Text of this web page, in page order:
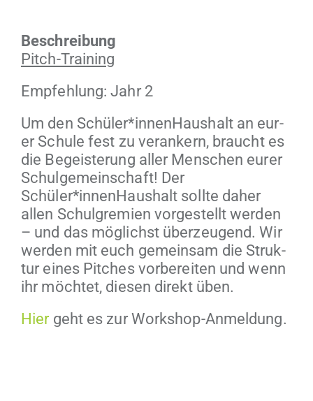
Beschrei­bung
Pitch-Train­ing
Empfehlung: Jahr 2
Um den Schüler*innenHaushalt an eur­
er Schule fest zu ver­ankern, braucht es
die Begeis­terung aller Men­schen eur­er
Schul­ge­mein­schaft! Der
Schüler*innenHaushalt sollte daher
allen Schul­gremien vorgestellt wer­den
– und das möglichst überzeu­gend. Wir
wer­den mit euch gemein­sam die Struk­
tur eines Pitch­es vor­bere­it­en und wenn
ihr möchtet, diesen direkt üben.
Hiergeht es zur Workshop-Anmeldung.